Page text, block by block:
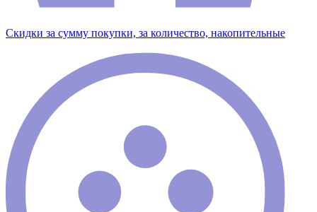
Скидки за сумму покупки, за количество, накопительные